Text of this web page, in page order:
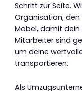
Schritt zur Seite.
Organisation,
Möbel, damit dein
Mitarbeiter sind
um deine
transportieren.
Als